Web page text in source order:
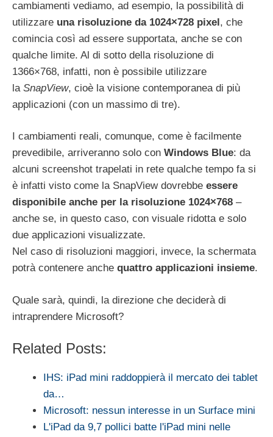
cambiamenti vediamo, ad esempio, la possibilità di
utilizzare una risoluzione da 1024×728 pixel, che
comincia così ad essere supportata, anche se con
qualche limite. Al di sotto della risoluzione di
1366×768, infatti, non è possibile utilizzare
la SnapView, cioè la visione contemporanea di più
applicazioni (con un massimo di tre).
I cambiamenti reali, comunque, come è facilmente
prevedibile, arriveranno solo con Windows Blue: da
alcuni screenshot trapelati in rete qualche tempo fa si
è infatti visto come la SnapView dovrebbe essere
disponibile anche per la risoluzione 1024×768 –
anche se, in questo caso, con visuale ridotta e solo
due applicazioni visualizzate.
Nel caso di risoluzioni maggiori, invece, la schermata
potrà contenere anche quattro applicazioni insieme.
Quale sarà, quindi, la direzione che deciderà di
intraprendere Microsoft?
Related Posts:
IHS: iPad mini raddoppierà il mercato dei tablet
da…
Microsoft: nessun interesse in un Surface mini
L'iPad da 9,7 pollici batte l'iPad mini nelle